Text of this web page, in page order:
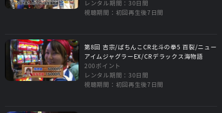
レンタル期間：30日間
視聴期間：初回再生後7日間
第8回 吉宗/ぱちんこCR北斗の拳5 百裂/ニュー
アイムジャグラーEX/CRデラックス海物語
200ポイント
レンタル期間：30日間
視聴期間：初回再生後7日間